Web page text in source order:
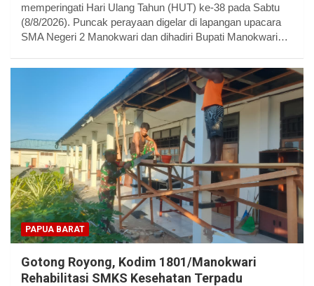
memperingati Hari Ulang Tahun (HUT) ke-38 pada Sabtu
(8/8/2026). Puncak perayaan digelar di lapangan upacara
SMA Negeri 2 Manokwari dan dihadiri Bupati Manokwari…
PAPUA BARAT
Gotong Royong, Kodim 1801/Manokwari
Rehabilitasi SMKS Kesehatan Terpadu